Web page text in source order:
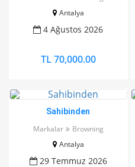
Antalya
4 Ağustos 2026
TL 70,000.00
Sahibinden
Markalar
Browning
Antalya
29 Temmuz 2026